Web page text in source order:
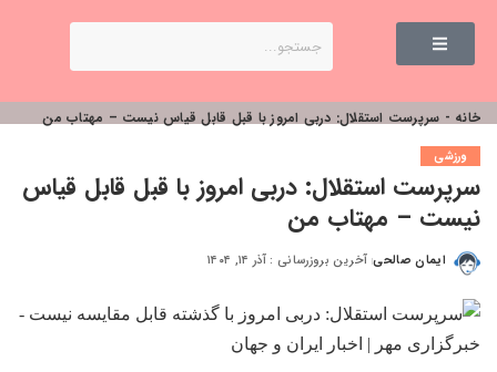
خانه - سرپرست استقلال: دربی امروز با قبل قابل قیاس نیست – مهتاب من
ورزشی
سرپرست استقلال: دربی امروز با قبل قابل قیاس
نیست – مهتاب من
ایمان صالحی آخرین بروزرسانی : آذر ۱۴, ۱۴۰۴